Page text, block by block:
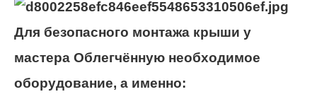
Для безопасного монтажа крыши у
мастера Облегчённую необходимое
оборудование, а именно: